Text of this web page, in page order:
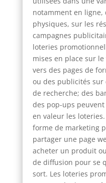
notamment en ligne,
physiques, sur les
campagnes
loteries
mises en place sur
vers des pages de
ou des publicités sur
de recherche; des
des pop-ups
en valeur les
forme de marketing
partager une page
acheter un produit
de diffusion pour se
sort. Les loteries